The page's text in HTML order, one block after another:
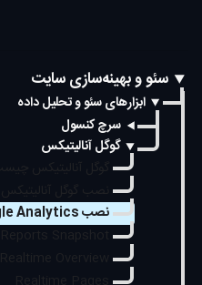
سئو و بهینه‌سازی سایت
ابزارهای سئو و تحلیل داده
سرچ کنسول
گوگل آنالیتیکس
نصب Google Analytics با gtag